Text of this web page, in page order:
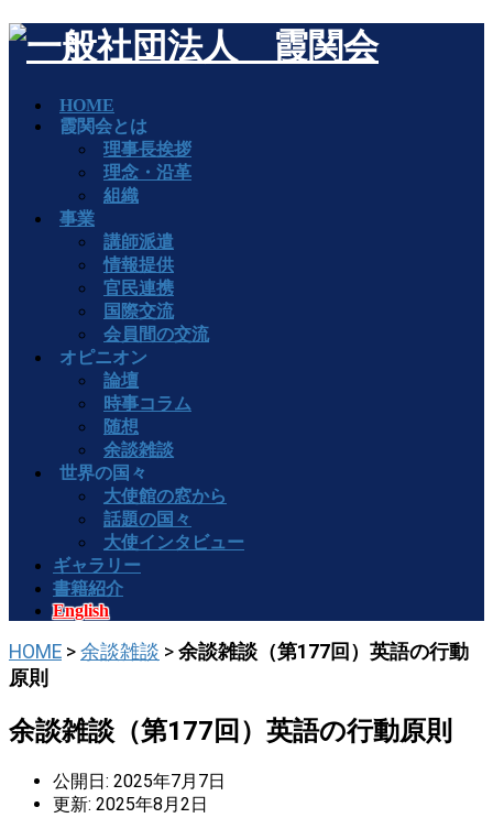
HOME
霞関会とは
理事長挨拶
理念・沿革
組織
事業
講師派遣
情報提供
官民連携
国際交流
会員間の交流
オピニオン
論壇
時事コラム
随想
余談雑談
世界の国々
大使館の窓から
話題の国々
大使インタビュー
ギャラリー
書籍紹介
English
HOME > 余談雑談 > 余談雑談（第177回）英語の行動
原則
余談雑談（第177回）英語の行動原則
公開日: 2025年7月7日
更新: 2025年8月2日